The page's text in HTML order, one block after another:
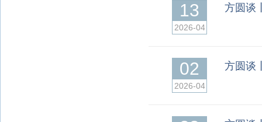
13
2026-04
方圆谈
02
2026-04
方圆谈